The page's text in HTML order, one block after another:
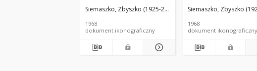
lotniczy od strony
zachodniej w kierunku
Siemaszko, Zbyszko (1925-2015).
1968
dokument ikonograficzny
Siemaszko, Zbyszko
1968
dokument ikonograficzny